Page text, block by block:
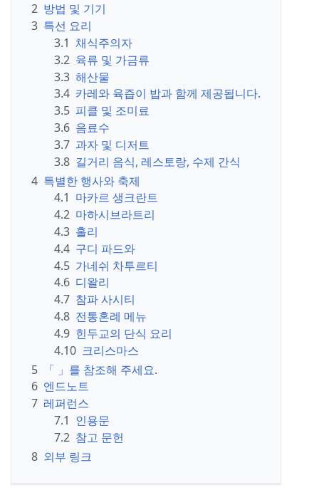
2 방법 및 기기
3 특선 요리
3.1 채식주의자
3.2 육류 및 가금류
3.3 해산물
3.4 카레와 육즙이 밥과 함께 제공됩니다.
3.5 피클 및 조미료
3.6 음료수
3.7 과자 및 디저트
3.8 길거리 음식, 레스토랑, 수제 간식
4 특별한 행사와 축제
4.1 마카르 생크란트
4.2 마하시브라트리
4.3 홀리
4.4 구디 파드와
4.5 가네쉬 차투르티
4.6 디왈리
4.7 참파 사시티
4.8 전통혼례 메뉴
4.9 힌두교의 단식 요리
4.10 크리스마스
5
「 」를 참조해 주세요.
6 엔드노트
7 레퍼런스
7.1 인용문
7.2 참고 문헌
8 외부 링크